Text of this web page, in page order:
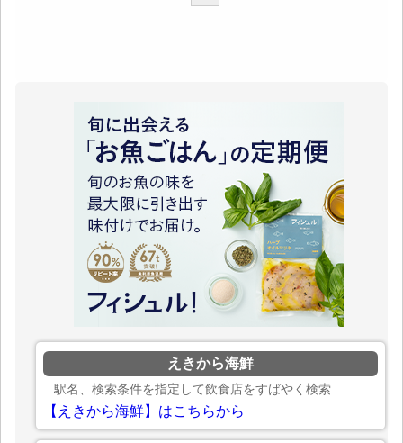
えきから海鮮
駅名、検索条件を指定して飲食店をすばやく検索
【えきから海鮮】はこちらから